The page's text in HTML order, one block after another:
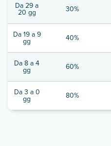
Da 29 a
20 gg 30%
Da 19 a 9
gg 40%
Da 8 a 4
gg 60%
Da 3 a 0
gg 80%